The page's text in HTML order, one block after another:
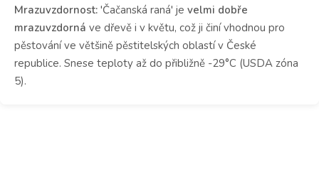
Mrazuvzdornost: 'Čačanská raná' je velmi dobře
mrazuvzdorná ve dřevě i v květu, což ji činí vhodnou pro
pěstování ve většině pěstitelských oblastí v České
republice. Snese teploty až do přibližně -29°C (USDA zóna
5).